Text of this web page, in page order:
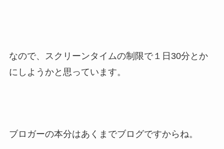
なので、スクリーンタイムの制限で１日30分とか
にしようかと思っています。
ブロガーの本分はあくまでブログですからね。